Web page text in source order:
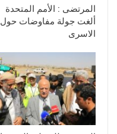
المرتضى : الأمم المتحدة
ألغت جولة مفاوضات حول
الاسرى